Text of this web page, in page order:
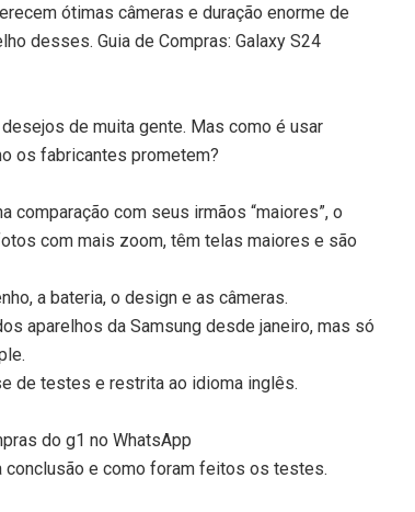
ótimas câmeras e duração enorme de
desses. Guia de Compras: Galaxy S24
de muita gente. Mas como é usar
os fabricantes prometem?
comparação com seus irmãos “maiores”, o
com mais zoom, têm telas maiores e são
a bateria, o design e as câmeras.
aparelhos da Samsung desde janeiro, mas só
de testes e restrita ao idioma inglês.
do g1 no WhatsApp
conclusão e como foram feitos os testes.